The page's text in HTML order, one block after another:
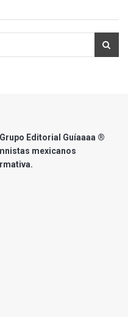
Editorial Guíaaaa ®
mexicanos